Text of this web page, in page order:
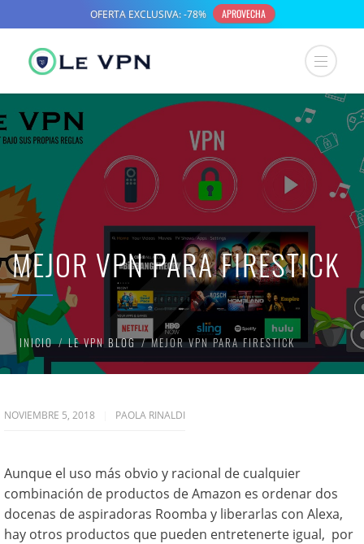
MEJOR VPN PARA FIRESTICK
INICIO LE VPN BLOG MEJOR VPN PARA FIRESTICK
NOVIEMBRE 5, 2018 PAOLA RINALDI
Aunque el uso más obvio y racional de cualquier
combinación de productos de Amazon es ordenar dos
docenas de aspiradoras Roomba y liberarlas con Alexa,
hay otros productos que pueden entretenerte igual, por